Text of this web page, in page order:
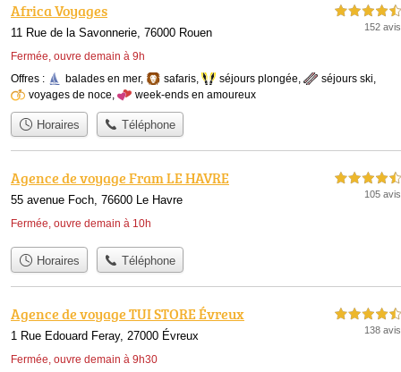
Africa Voyages
11 Rue de la Savonnerie, 76000 Rouen
Fermée, ouvre demain à 9h
4,5 étoiles sur 5
152 avis
Offres : balades en mer, safaris, séjours plongée, séjours ski,
voyages de noce, week-ends en amoureux
Horaires Téléphone
Agence de voyage Fram LE HAVRE
55 avenue Foch, 76600 Le Havre
Fermée, ouvre demain à 10h
4,5 étoiles sur 5
105 avis
Horaires Téléphone
Agence de voyage TUI STORE Évreux
1 Rue Edouard Feray, 27000 Évreux
Fermée, ouvre demain à 9h30
4,5 étoiles sur 5
138 avis